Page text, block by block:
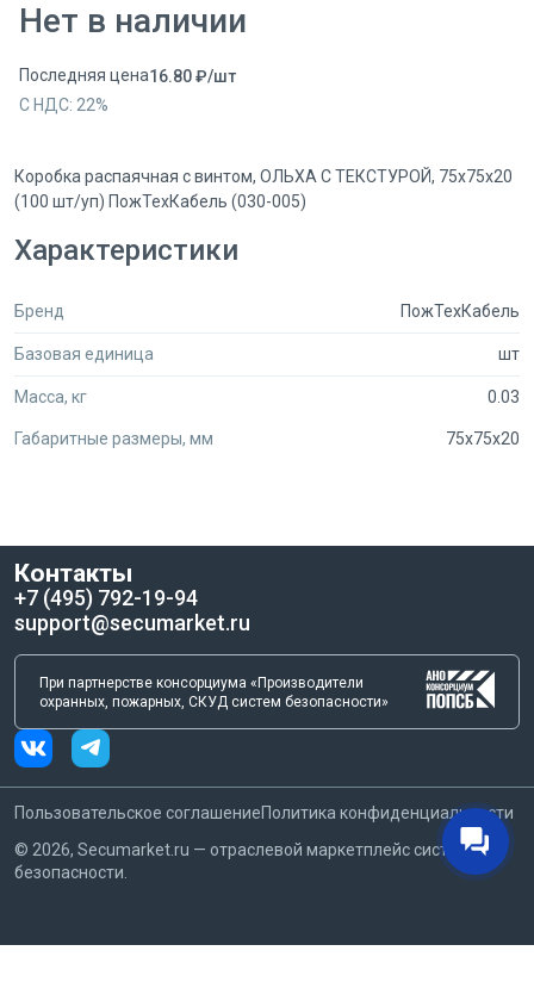
Нет в наличии
Последняя цена16.80₽/шт
С НДС: 22%
Коробка распаячная с винтом, ОЛЬХА С ТЕКСТУРОЙ, 75x75x20
(100 шт/уп) ПожТехКабель (030-005)
Характеристики
Бренд ПожТехКабель
Базовая единица шт
Масса, кг 0.03
Габаритные размеры, мм 75x75x20
Контакты
+7 (495) 792-19-94
support@secumarket.ru
При партнерстве консорциума «Производители
охранных, пожарных, СКУД систем безопасности»
Пользовательское соглашениеПолитика конфиденциальности
© 2026, Secumarket.ru — отраслевой маркетплейс систем
безопасности.